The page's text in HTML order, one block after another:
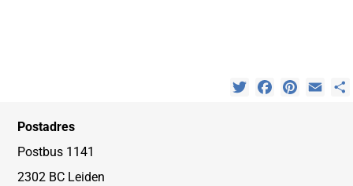
TwitterFacebookPinterest
Postadres
Postbus 1141
2302 BC Leiden